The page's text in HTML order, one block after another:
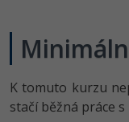
Adobe
Adobe
K tomuto kurzu
stačí běžná práce